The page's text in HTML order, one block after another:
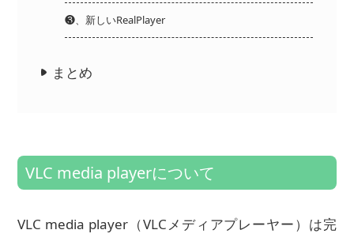
❸、新しいRealPlayer
まとめ
VLC media playerについて
VLC media player（VLCメディアプレーヤー）は完